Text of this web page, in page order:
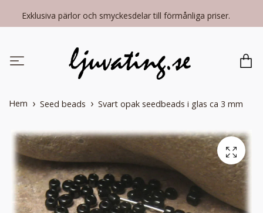
Exklusiva pärlor och smyckesdelar till förmånliga priser.
Hem Seed beads Svart opak seedbeads i glas ca 3 mm